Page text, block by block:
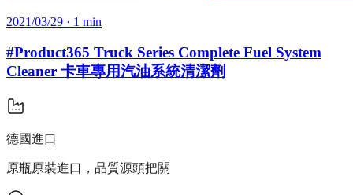
2021/03/29 · 1 min
#Product365 Truck Series Complete Fuel System
Cleaner 卡車專用汽油系統清潔劑
德國進口
原瓶原裝進口，品質源頭把關